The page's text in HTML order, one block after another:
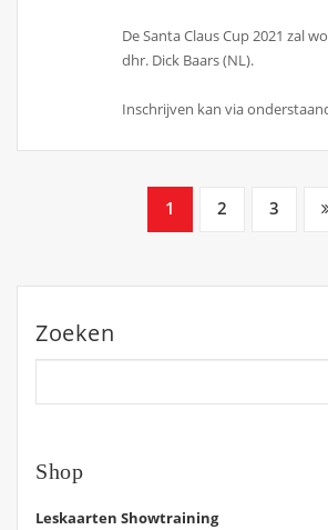
De Santa Claus Cup 2021 zal
dhr. Dick Baars (NL).
Inschrijven kan via
Berichtnavigatie
1 2 3
Zoeken
Shop
Leskaarten Showtraining